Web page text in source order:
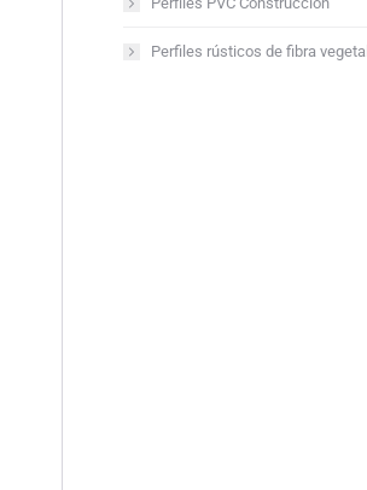
Perfiles rústicos de fibra vegetal